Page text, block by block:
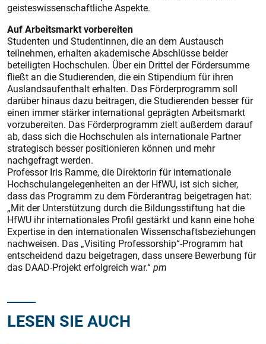
geisteswissenschaftliche Aspekte.
Auf Arbeitsmarkt vorbereiten
Studenten und Studentinnen, die an dem Austausch
teilnehmen, erhalten akademische Abschlüsse beider
beteiligten Hochschulen. Über ein Drittel der Fördersumme
fließt an die Studierenden, die ein Stipendium für ihren
Auslandsaufenthalt erhalten. Das Förderprogramm soll
darüber hinaus dazu beitragen, die Studierenden besser für
einen immer stärker international geprägten Arbeitsmarkt
vorzubereiten. Das Förderprogramm zielt außerdem darauf
ab, dass sich die Hochschulen als internationale Partner
strategisch besser positionieren können und mehr
nachgefragt werden.
Professor Iris Ramme, die Direktorin für internationale
Hochschulangelegenheiten an der HfWU, ist sich sicher,
dass das Programm zu dem Förderantrag beigetragen hat:
„Mit der Unterstützung durch die Bildungsstiftung hat die
HfWU ihr internationales Profil gestärkt und kann eine hohe
Expertise in den internationalen Wissenschaftsbeziehungen
nachweisen. Das „Visiting Professorship“-Programm hat
entscheidend dazu beigetragen, dass unsere Bewerbung für
das DAAD-Projekt erfolgreich war.“pm
LESEN SIE AUCH